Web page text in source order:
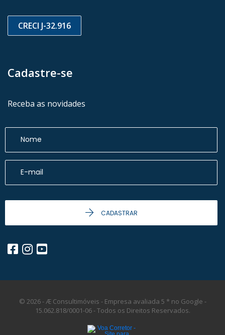
CRECI J-32.916
Cadastre-se
Receba as novidades
CADASTRAR
© 2026 - Æ Consultimóveis - Empresa avaliada 5 * no Google -
15.062.818/0001-06 -Todos os Direitos Reservados.